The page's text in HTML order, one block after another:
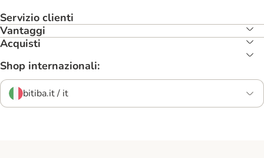
Servizio clienti
Vantaggi
Acquisti
Shop internazionali:
bitiba.it / it